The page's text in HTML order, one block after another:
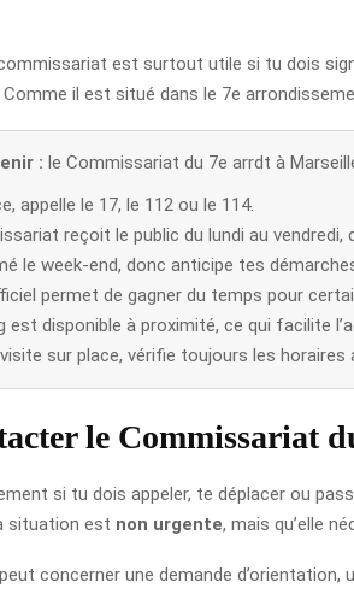
est surtout utile si tu dois
Comme il est situé dans le 7e
: le Commissariat du 7e arrdt à
appelle le 17, le 112 ou le 114.
reçoit le public du lundi au vendredi,
le week-end, donc anticipe tes
permet de gagner du temps pour
est disponible à proximité, ce qui facilite
sur place, vérifie toujours les horaires
le Commissariat
si tu dois appeler, te déplacer ou
situation est non urgente, mais qu’elle
concerner une demande